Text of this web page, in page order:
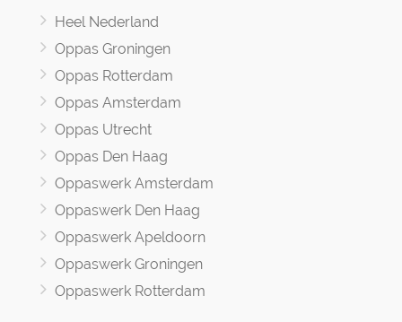
Heel Nederland
Oppas Groningen
Oppas Rotterdam
Oppas Amsterdam
Oppas Utrecht
Oppas Den Haag
Oppaswerk Amsterdam
Oppaswerk Den Haag
Oppaswerk Apeldoorn
Oppaswerk Groningen
Oppaswerk Rotterdam